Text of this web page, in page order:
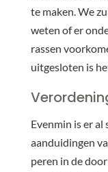
te maken. We
weten of er
rassen
uitgesloten is
Evenmin is er al
aanduidingen
peren in de